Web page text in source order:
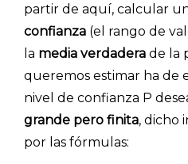
partir de aquí, calcular
confianza (el rango de
la media verdadera de la
queremos estimar ha de
nivel de confianza P
grande pero finita, dicho
por las fórmulas: